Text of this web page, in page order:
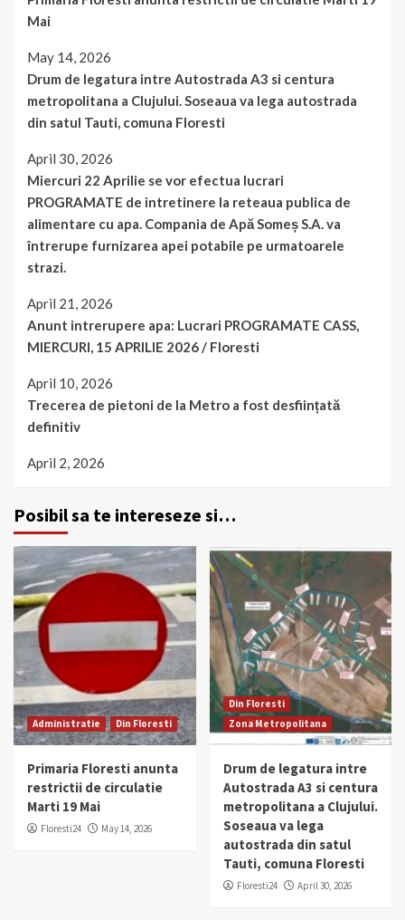
Mai
May 14, 2026
Drum de legatura intre Autostrada A3 si centura
metropolitana a Clujului. Soseaua va lega autostrada
din satul Tauti, comuna Floresti
April 30, 2026
Miercuri 22 Aprilie se vor efectua lucrari
PROGRAMATE de intretinere la reteaua publica de
alimentare cu apa. Compania de Apă Someș S.A. va
întrerupe furnizarea apei potabile pe urmatoarele
strazi.
April 21, 2026
Anunt intrerupere apa: Lucrari PROGRAMATE CASS,
MIERCURI, 15 APRILIE 2026 / Floresti
April 10, 2026
Trecerea de pietoni de la Metro a fost desființată
definitiv
April 2, 2026
Posibil sa te intereseze si…
Administratie Din Floresti
Primaria Floresti anunta
restrictii de circulatie
Marti 19 Mai
Floresti24 May 14, 2026
Din Floresti
Zona Metropolitana
Drum de legatura intre
Autostrada A3 si centura
metropolitana a Clujului.
Soseaua va lega
autostrada din satul
Tauti, comuna Floresti
Floresti24 April 30, 2026